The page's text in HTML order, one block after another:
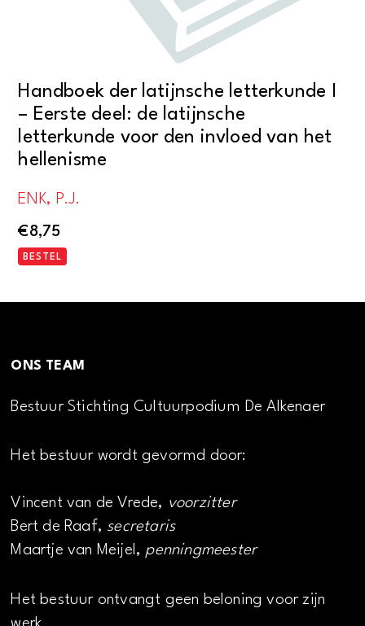
Handboek der latijnsche letterkunde I
– Eerste deel: de latijnsche
letterkunde voor den invloed van het
hellenisme
ENK, P.J.
€8,75
BESTEL
ONS TEAM
Bestuur Stichting Cultuurpodium De Alkenaer
Het bestuur wordt gevormd door:
Vincent van de Vrede, voorzitter
Bert de Raaf, secretaris
Maartje van Meijel, penningmeester
Het bestuur ontvangt geen beloning voor zijn